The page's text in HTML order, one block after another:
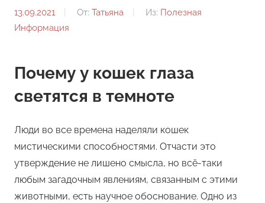
13.09.2021 От: Татьяна Из: Полезная
Информация
Почему у кошек глаза
светятся в темноте
Люди во все времена наделяли кошек
мистическими способностями. Отчасти это
утверждение не лишено смысла, но всё-таки
любым загадочным явлениям, связанным с этими
животными, есть научное обоснование. Одно из